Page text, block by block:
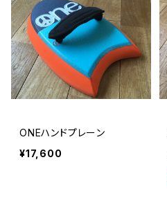
ONEハンドプレーン
¥17,600